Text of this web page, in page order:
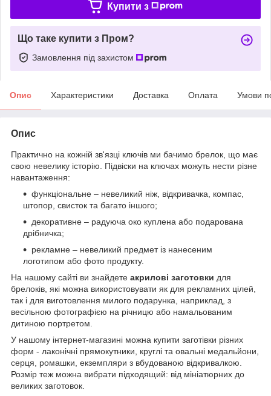
Купити з
Що таке купити з Пром?
Замовлення під захистом
Опис Характеристики Доставка Оплата Умови
Опис
Практично на кожній зв'язці ключів ми бачимо брелок, що має
свою невелику історію. Підвіски на ключах можуть нести різне
навантаження:
функціональне – невеликий ніж, відкривачка, компас,
штопор, свисток та багато іншого;
декоративне – радуюча око куплена або подарована
дрібничка;
рекламне – невеликий предмет із нанесеним
логотипом або фото продукту.
На нашому сайті ви знайдете акрилові заготовки для
брелоків, які можна використовувати як для рекламних цілей,
так і для виготовлення милого подарунка, наприклад, з
весільною фотографією на річницю або намальованим
дитиною портретом.
У нашому інтернет-магазині можна купити заготівки різних
форм - лаконічні прямокутники, круглі та овальні медальйони,
серця, ромашки, екземпляри з вбудованою відкривалкою.
Розмір теж можна вибрати підходящий: від мініатюрних до
великих заготовок.